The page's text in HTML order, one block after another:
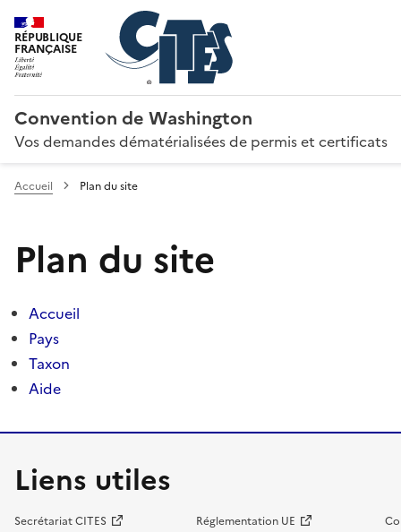
RÉPUBLIQUE
FRANÇAISE
Convention de Washington
Vos demandes dématérialisées de permis et certificats
Accueil Plan du site
Plan du site
Accueil
Pays
Taxon
Aide
Liens utiles
Secrétariat CITES Réglementation UE